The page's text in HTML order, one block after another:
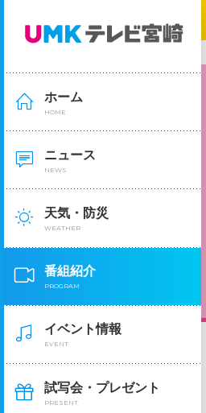
ホーム
HOME
ニュース
NEWS
天気・防災
WEATHER
番組紹介
PROGRAM
イベント情報
EVENT
試写会・プレゼント
PRESENT